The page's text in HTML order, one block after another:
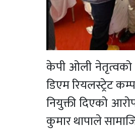
केपी ओली नेतृत्वको
डिएम रियलस्ट्रेट
नियुक्ती दिएको
कुमार थापाले